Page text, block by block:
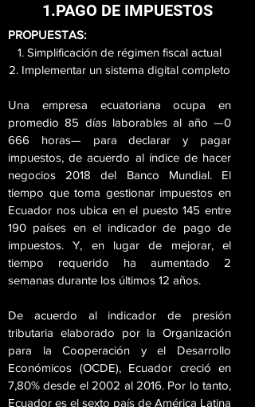
1.PAGO DE IMPUESTOS
​​PROPUESTAS:
Simplificación de régimen fiscal actual
Implementar un sistema digital completo
Una empresa ecuatoriana ocupa en
promedio 85 días laborables al año —0
666 horas— para declarar y pagar
impuestos, de acuerdo al índice de hacer
negocios 2018 del Banco Mundial. El
tiempo que toma gestionar impuestos en
Ecuador nos ubica en el puesto 145 entre
190 países en el indicador de pago de
impuestos. Y, en lugar de mejorar, el
tiempo requerido ha aumentado 2
semanas durante los últimos 12 años.
De acuerdo al indicador de presión
tributaria elaborado por la Organización
para la Cooperación y el Desarrollo
Económicos (OCDE), Ecuador creció en
7,80% desde el 2002 al 2016. Por lo tanto,
Ecuador es el sexto país de América Latina